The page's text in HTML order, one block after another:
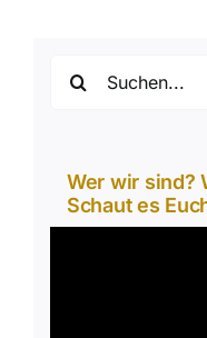
nach:
Wer wir sind?
Schaut es